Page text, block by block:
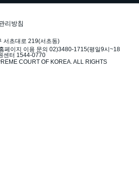
리방침
서초대로 219(서초동)
페이지 이용 문의 02)3480-1715(평일9시~18
센터 1544-0770
COURT OF KOREA. ALL RIGHTS